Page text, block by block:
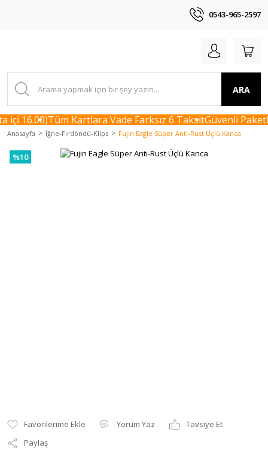
0543-965-2597
ARA
içi 16.00)Tüm Kartlara Vade Farksız 6 TaksitGüvenli
Anasayfa İğne-Fırdöndü-Klips Fujin Eagle Süper Anti-Rust Üçlü Kanca
%10
Yorum Yaz
Tavsiye Et
Paylaş